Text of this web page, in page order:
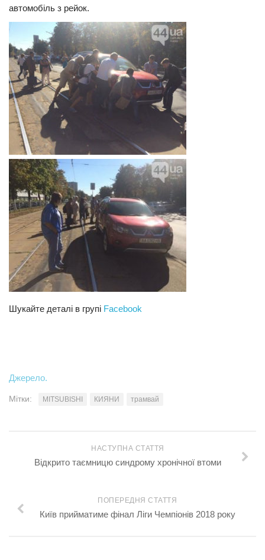
Кримінал
Трагедії
Курйози
Суспільство
Культура
Шоу-біз
#Війна
автомобіль з рейок.
Шукайте деталі в групі Facebook
Джерело.
Мітки: MITSUBISHI КИЯНИ трамвай
НАСТУПНА СТАТТЯ
Відкрито таємницю синдрому хронічної втоми
ПОПЕРЕДНЯ СТАТТЯ
Київ прийматиме фінал Ліги Чемпіонів 2018 року